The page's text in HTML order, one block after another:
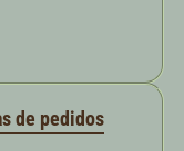
de pedidos